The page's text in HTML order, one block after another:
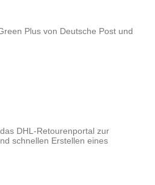
Plus von Deutsche Post und
DHL-Retourenportal zur
schnellen Erstellen eines